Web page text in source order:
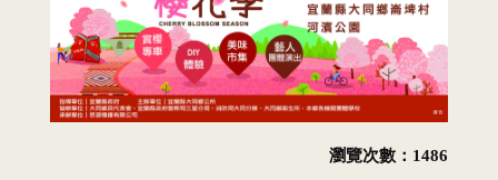
瀏覽次數：1486